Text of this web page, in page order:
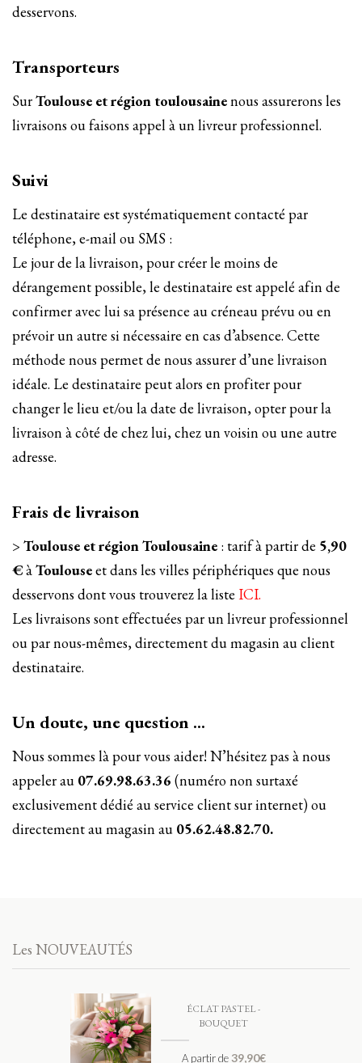
desservons.
Transporteurs
SurToulouse et région toulousainenous assurerons les
livraisons ou faisons appel à un livreur professionnel.
Suivi
Le destinataire est systématiquement contacté par
téléphone, e-mail ou SMS :
Le jour de la livraison, pour créer le moins de
dérangement possible, le destinataire est appelé afin de
confirmer avec lui sa présence au créneau prévu ou en
prévoir un autre si nécessaire en cas d’absence. Cette
méthode nous permet de nous assurer d’une livraison
idéale. Le destinataire peut alors en profiter pour
changer le lieu et/ou la date de livraison, opter pour la
livraison à côté de chez lui, chez un voisin ou une autre
adresse.
Frais de livraison
> Toulouse et région Toulousaine : tarif à partir de 5,90
€àToulouseet dans les villes périphériques que nous
desservons dont vous trouverez la liste ICI.
Les livraisons sont effectuées par un livreur professionnel
ou par nous-mêmes, directement du magasin au client
destinataire.
Un doute, une question …
Nous sommes là pour vous aider! N’hésitez pas à nous
appeler au 07.69.98.63.36 (numéro non surtaxé
exclusivement dédié au service client sur internet) ou
directement au magasin au 05.62.48.82.70.
Les NOUVEAUTÉS
ÉCLAT PASTEL -
BOUQUET
A partir de 39,90€